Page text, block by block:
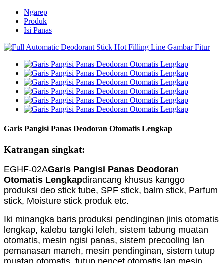
Ngarep
Produk
Isi Panas
Garis Pangisi Panas Deodoran Otomatis Lengkap
Katrangan singkat:
EGHF-02AGaris Pangisi Panas Deodoran
Otomatis Lengkapdirancang khusus kanggo
produksi deo stick tube, SPF stick, balm stick, Parfum
stick, Moisture stick produk etc.
Iki minangka baris produksi pendinginan jinis otomatis
lengkap, kalebu tangki leleh, sistem tabung muatan
otomatis, mesin ngisi panas, sistem precooling lan
pemanasan maneh, mesin pendinginan, sistem tutup